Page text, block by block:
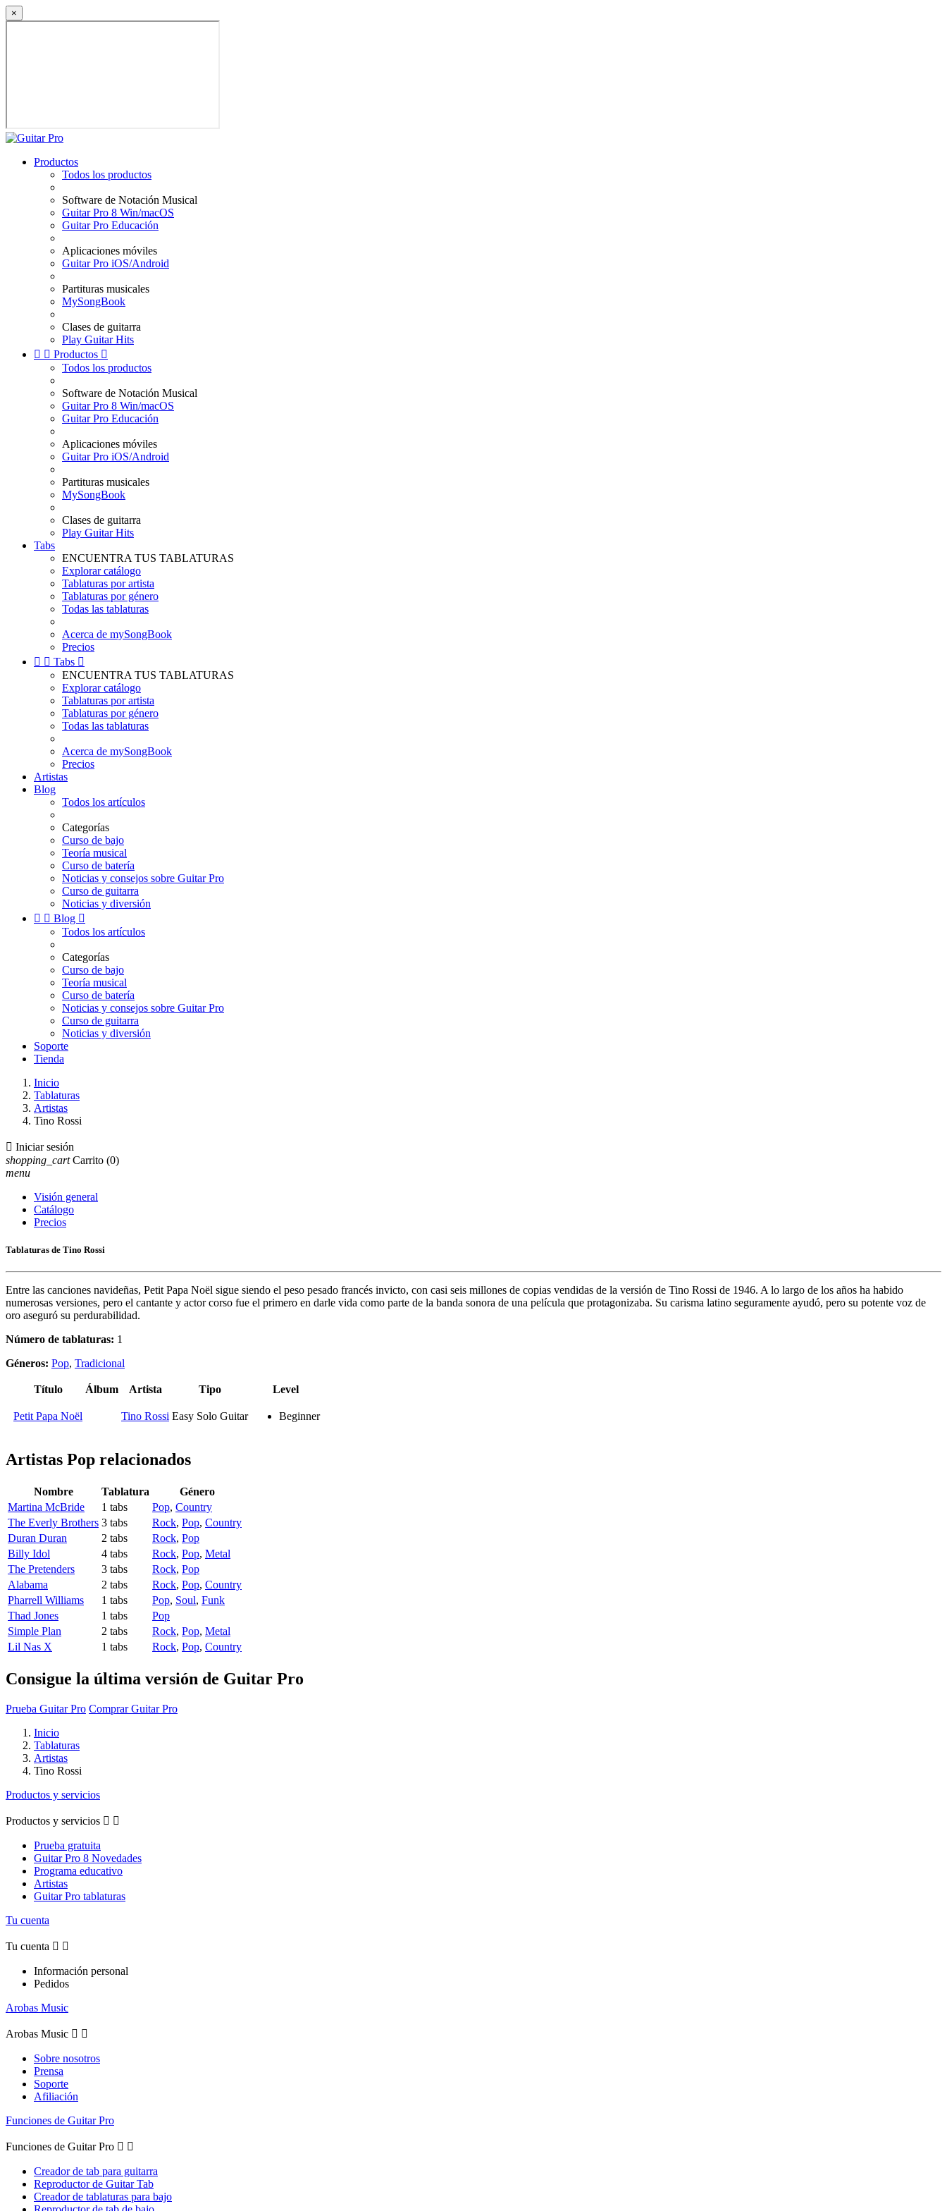
×
Productos
Todos los productos
Software de Notación Musical
Guitar Pro 8 Win/macOS
Guitar Pro Educación
Aplicaciones móviles
Guitar Pro iOS/Android
Partituras musicales
MySongBook
Clases de guitarra
Play Guitar Hits
  Productos 
Todos los productos
Software de Notación Musical
Guitar Pro 8 Win/macOS
Guitar Pro Educación
Aplicaciones móviles
Guitar Pro iOS/Android
Partituras musicales
MySongBook
Clases de guitarra
Play Guitar Hits
Tabs
ENCUENTRA TUS TABLATURAS
Explorar catálogo
Tablaturas por artista
Tablaturas por género
Todas las tablaturas
Acerca de mySongBook
Precios
  Tabs 
ENCUENTRA TUS TABLATURAS
Explorar catálogo
Tablaturas por artista
Tablaturas por género
Todas las tablaturas
Acerca de mySongBook
Precios
Artistas
Blog
Todos los artículos
Categorías
Curso de bajo
Teoría musical
Curso de batería
Noticias y consejos sobre Guitar Pro
Curso de guitarra
Noticias y diversión
  Blog 
Todos los artículos
Categorías
Curso de bajo
Teoría musical
Curso de batería
Noticias y consejos sobre Guitar Pro
Curso de guitarra
Noticias y diversión
Soporte
Tienda
Inicio
Tablaturas
Artistas
Tino Rossi
 Iniciar sesión
shopping_cart Carrito (0)
menu
Visión general
Catálogo
Precios
Tablaturas de Tino Rossi
Entre las canciones navideñas, Petit Papa Noël sigue siendo el peso pesado francés invicto, con casi seis millones de copias vendidas de la versión de Tino Rossi de 1946. A lo largo de los años ha habido
numerosas versiones, pero el cantante y actor corso fue el primero en darle vida como parte de la banda sonora de una película que protagonizaba. Su carisma latino seguramente ayudó, pero su potente voz de
oro aseguró su perdurabilidad.
Número de tablaturas: 1
Géneros: Pop, Tradicional
Título Álbum Artista Tipo Level
Petit Papa Noël Tino Rossi Easy Solo Guitar Beginner
Artistas Pop relacionados
Nombre Tablatura
Género
Martina McBride
1 tabs Pop, Country
The Everly Brothers 3 tabs Rock, Pop, Country
Duran Duran
2 tabs Rock, Pop
Billy Idol
4 tabs Rock, Pop, Metal
The Pretenders
3 tabs Rock, Pop
Alabama
2 tabs Rock, Pop, Country
Pharrell Williams
1 tabs Pop, Soul, Funk
Thad Jones
1 tabs
Pop
Simple Plan
2 tabs Rock, Pop, Metal
Lil Nas X
1 tabs Rock, Pop, Country
Consigue la última versión de Guitar Pro
Prueba Guitar Pro Comprar Guitar Pro
Inicio
Tablaturas
Artistas
Tino Rossi
Productos y servicios
Productos y servicios  
Prueba gratuita
Guitar Pro 8 Novedades
Programa educativo
Artistas
Guitar Pro tablaturas
Tu cuenta
Tu cuenta  
Información personal
Pedidos
Arobas Music
Arobas Music  
Sobre nosotros
Prensa
Soporte
Afiliación
Funciones de Guitar Pro
Funciones de Guitar Pro  
Creador de tab para guitarra
Reproductor de Guitar Tab
Creador de tablaturas para bajo